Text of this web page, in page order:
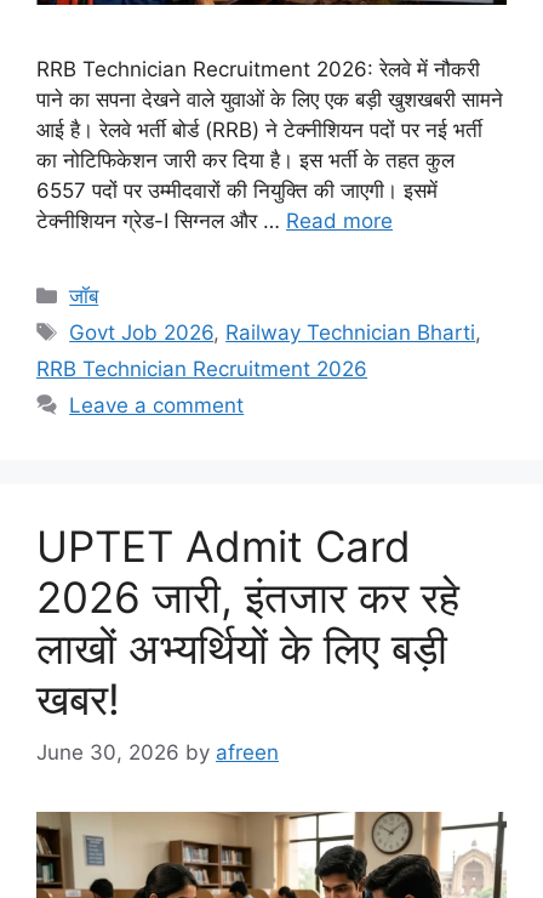
RRB Technician Recruitment 2026: रेलवे में नौकरी
पाने का सपना देखने वाले युवाओं के लिए एक बड़ी खुशखबरी सामने
आई है। रेलवे भर्ती बोर्ड (RRB) ने टेक्नीशियन पदों पर नई भर्ती
का नोटिफिकेशन जारी कर दिया है। इस भर्ती के तहत कुल
6557 पदों पर उम्मीदवारों की नियुक्ति की जाएगी। इसमें
टेक्नीशियन ग्रेड-I सिग्नल और … Read more
Categories
जॉब
Tags
Govt Job 2026, Railway Technician Bharti,
RRB Technician Recruitment 2026
Leave a comment
UPTET Admit Card
2026 जारी, इंतजार कर रहे
लाखों अभ्यर्थियों के लिए बड़ी
खबर!
June 30, 2026 by afreen